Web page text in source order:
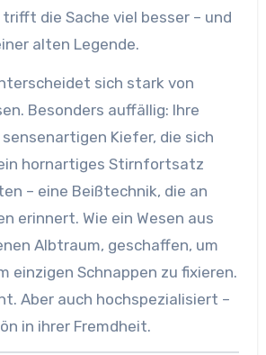
trifft die Sache viel besser – und
alten Legende.
sich stark von
Besonders auffällig: Ihre
Kiefer, die sich
hornartiges Stirnfortsatz
– eine Beißtechnik, die an
erinnert. Wie ein Wesen aus
Albtraum, geschaffen, um
einzigen Schnappen zu fixieren.
Aber auch hochspezialisiert –
in ihrer Fremdheit.